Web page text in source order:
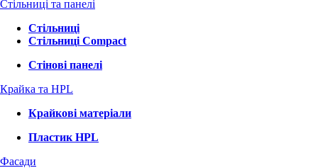
Стільниці та панелі
Стільниці
Стільниці Compact
Стінові панелі
Крайка та HPL
Крайкові матеріали
Пластик HPL
Фасади